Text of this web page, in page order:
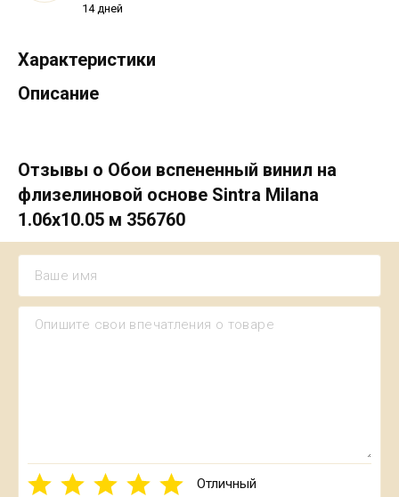
14 дней
Характеристики
Описание
Отзывы о Обои вспененный винил на
флизелиновой основе Sintra Milana
1.06х10.05 м 356760
Отличный